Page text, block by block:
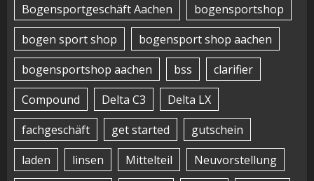
Bogensportgeschäft Aachen
bogensportshop
bogen sport shop
bogensport shop aachen
bogensportshop aachen
bss
clarifier
Compound
Delta C3
Delta LX
fachgeschäft
get started
gutschein
laden
linsen Mittelteil
Neuvorstellung